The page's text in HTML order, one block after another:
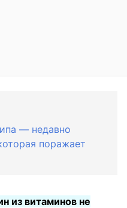
— недавно
поражает
из витаминов не